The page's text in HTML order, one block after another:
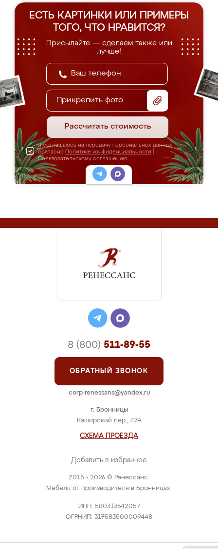
ЕСТЬ КАРТИНКИ ИЛИ ПРИМЕРЫ
ТОГО, ЧТО НРАВИТСЯ?
Присылайте — сделаем также или
лучше!
Прикрепить фото
Рассчитать стоимость
Я соглашаюсь на передачу персональных данных
согласно Политике конфиденциальности
Пользовательскому соглашению
2015 - 2026 © Ренессанс.
Мебель от производителя в Бронницах.
ИНН: 580313642057
ОГРНИП: 317583500009448
г. Бронницы
Каширский пер., 47А
СХЕМА ПРОЕЗДА
Добавить в избранное
8 (800) 511-89-55
ОБРАТНЫЙ ЗВОНОК
corp-renessans@yandex.ru